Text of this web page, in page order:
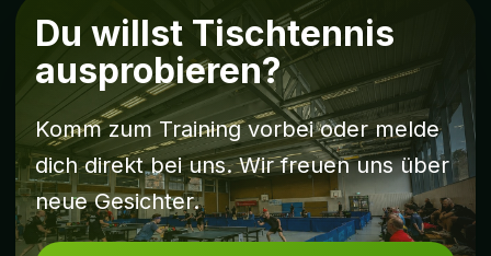
Du willst Tischtennis
ausprobieren?
Komm zum Training vorbei oder melde
dich direkt bei uns. Wir freuen uns über
neue Gesichter.